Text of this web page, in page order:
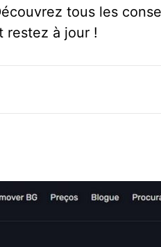
tous les
restez à jour !